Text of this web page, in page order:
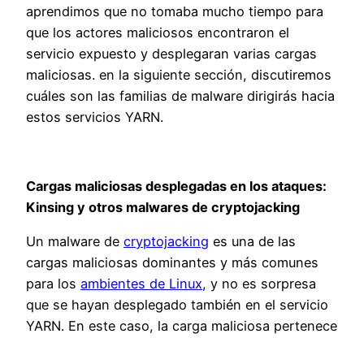
aprendimos que no tomaba mucho tiempo para
que los actores maliciosos encontraron el
servicio expuesto y desplegaran varias cargas
maliciosas. en la siguiente sección, discutiremos
cuáles son las familias de malware dirigirás hacia
estos servicios YARN.
Cargas maliciosas desplegadas en los ataques:
Kinsing y otros malwares de cryptojacking
Un malware de cryptojacking es una de las
cargas maliciosas dominantes y más comunes
para los ambientes de Linux, y no es sorpresa
que se hayan desplegado también en el servicio
YARN. En este caso, la carga maliciosa pertenece